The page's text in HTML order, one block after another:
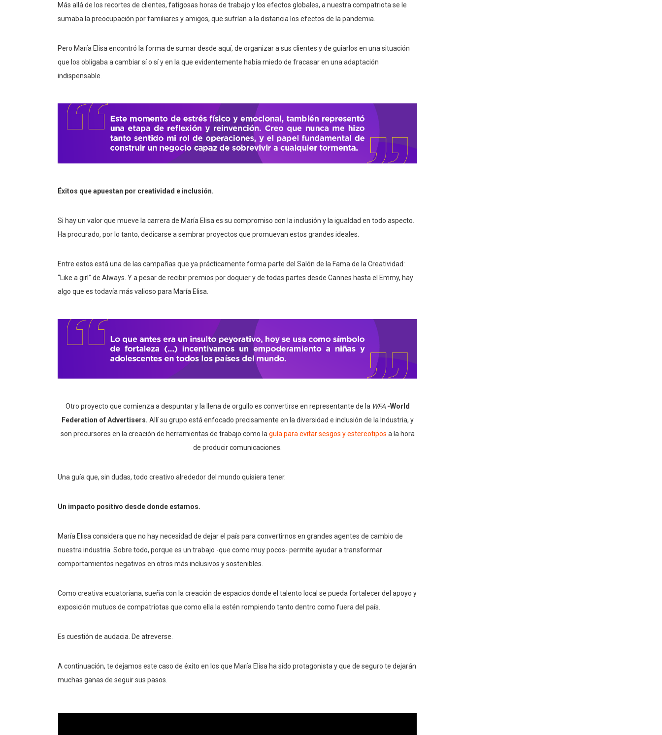
Más allá de los recortes de clientes, fatigosas horas de trabajo y los efectos globales, a nuestra compatriota se le
sumaba la preocupación por familiares y amigos, que sufrían a la distancia los efectos de la pandemia.
Pero María Elisa encontró la forma de sumar desde aquí, de organizar a sus clientes y de guiarlos en una situación
que los obligaba a cambiar sí o sí y en la que evidentemente había miedo de fracasar en una adaptación
indispensable.
Éxitos que apuestan por creatividad e inclusión.
Si hay un valor que mueve la carrera de María Elisa es su compromiso con la inclusión y la igualdad en todo aspecto.
Ha procurado, por lo tanto, dedicarse a sembrar proyectos que promuevan estos grandes ideales.
Entre estos está una de las campañas que ya prácticamente forma parte del Salón de la Fama de la Creatividad:
“Like a girl” de Always. Y a pesar de recibir premios por doquier y de todas partes desde Cannes hasta el Emmy, hay
algo que es todavía más valioso para María Elisa.
Otro proyecto que comienza a despuntar y la llena de orgullo es convertirse en representante de la WFA -World
Federation of Advertisers. Allí su grupo está enfocado precisamente en la diversidad e inclusión de la Industria, y
son precursores en la creación de herramientas de trabajo como laguía para evitar sesgos y estereotipos a la hora
de producir comunicaciones.
Una guía que, sin dudas, todo creativo alrededor del mundo quisiera tener.
Un impacto positivo desde donde estamos.
María Elisa considera que no hay necesidad de dejar el país para convertirnos en grandes agentes de cambio de
nuestra industria. Sobre todo, porque es un trabajo -que como muy pocos- permite ayudar a transformar
comportamientos negativos en otros más inclusivos y sostenibles.
Como creativa ecuatoriana, sueña con la creación de espacios donde el talento local se pueda fortalecer del apoyo y
exposición mutuos de compatriotas que como ella la estén rompiendo tanto dentro como fuera del país.
Es cuestión de audacia. De atreverse.
A continuación, te dejamos este caso de éxito en los que María Elisa ha sido protagonista y que de seguro te dejarán
muchas ganas de seguir sus pasos.